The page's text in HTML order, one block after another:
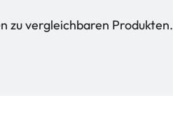
zu vergleichbaren Produkten.